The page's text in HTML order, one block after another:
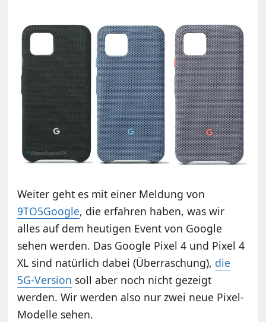
Weiter geht es mit einer Meldung von
9TO5Google, die erfahren haben, was wir
alles auf dem heutigen Event von Google
sehen werden. Das Google Pixel 4 und Pixel 4
XL sind natürlich dabei (Überraschung), die
5G-Version soll aber noch nicht gezeigt
werden. Wir werden also nur zwei neue Pixel-
Modelle sehen.